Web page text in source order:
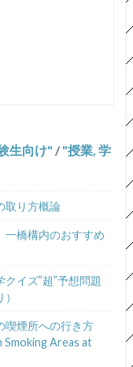
生向け / 授業, 学
取り方概論
一橋構内のおすすめ
クイズ”超”予想問題
喫煙所への行き方
Smoking Areas at